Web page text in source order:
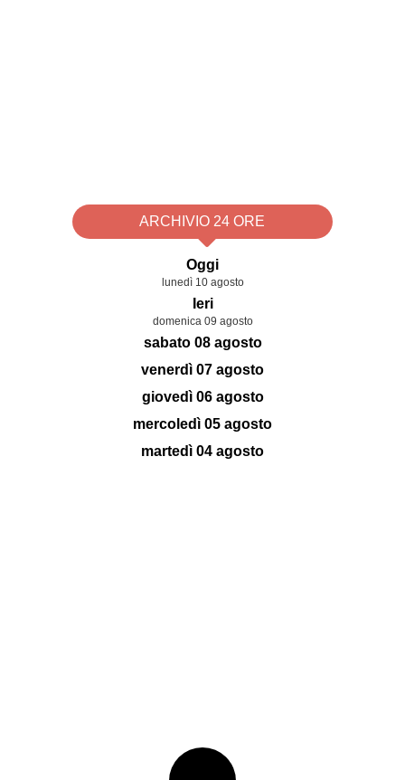
ARCHIVIO 24 ORE
Oggi
lunedì 10 agosto
Ieri
domenica 09 agosto
sabato 08 agosto
venerdì 07 agosto
giovedì 06 agosto
mercoledì 05 agosto
martedì 04 agosto